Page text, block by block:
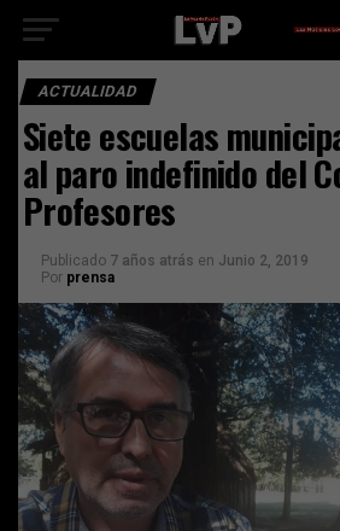
ACTUALIDAD
Siete escuelas
al paro indefinido del
Profesores
Publicado 7 años atrás en Junio 2, 2019
Por prensa